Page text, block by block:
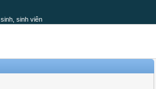
sinh viên